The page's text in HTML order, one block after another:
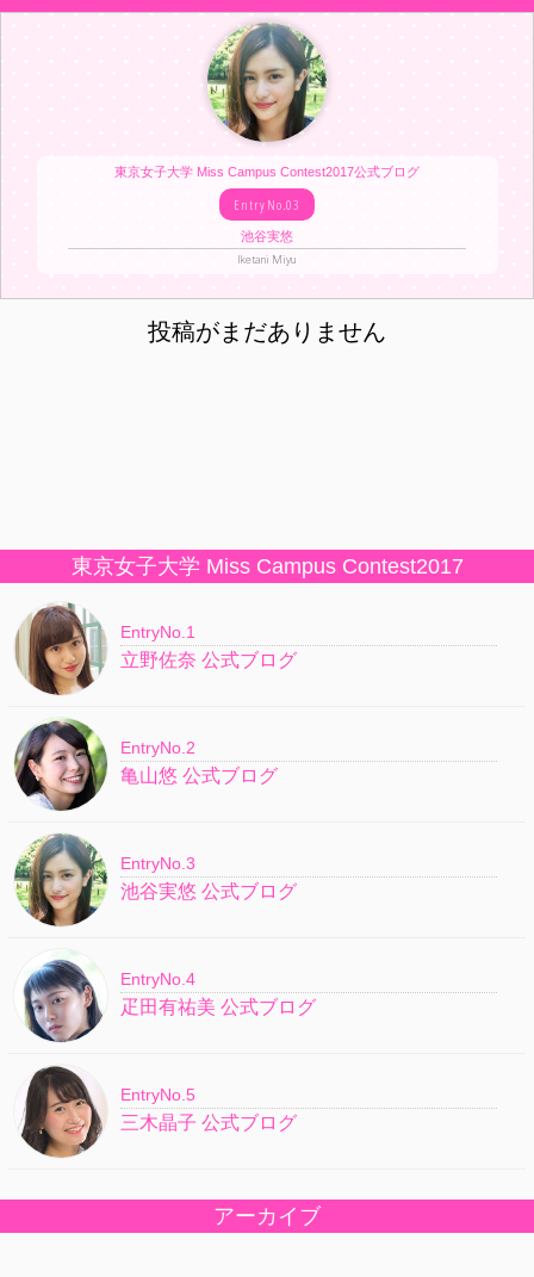
東京女子大学 Miss Campus Contest2017公式ブログ
EntryNo.03
池谷実悠
Iketani Miyu
投稿がまだありません
東京女子大学 Miss Campus Contest2017
EntryNo.1
立野佐奈 公式ブログ
EntryNo.2
亀山悠 公式ブログ
EntryNo.3
池谷実悠 公式ブログ
EntryNo.4
疋田有祐美 公式ブログ
EntryNo.5
三木晶子 公式ブログ
アーカイブ